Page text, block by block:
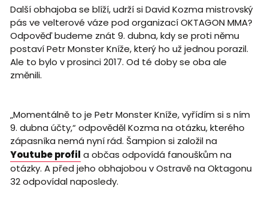
Další obhajoba se blíží, udrží si David Kozma mistrovský
pás ve velterové váze pod organizací OKTAGON MMA?
Odpověď budeme znát 9. dubna, kdy se proti němu
postaví Petr Monster Kníže, který ho už jednou porazil.
Ale to bylo v prosinci 2017. Od té doby se oba ale
změnili.
„Momentálně to je Petr Monster Kníže, vyřídím si s ním
9. dubna účty,“ odpověděl Kozma na otázku, kterého
zápasníka nemá nyní rád. Šampion si založil na
Youtube profil a občas odpovídá fanouškům na
otázky. A před jeho obhajobou v Ostravě na Oktagonu
32 odpovídal naposledy.